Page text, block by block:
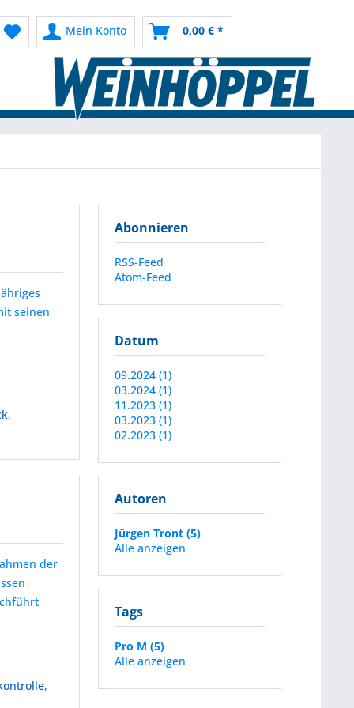
Mein Konto 0,00 € *
Abonnieren
RSS-Feed
Atom-Feed
Datum
09.2024 (1)
03.2024 (1)
11.2023 (1)
03.2023 (1)
02.2023 (1)
Autoren
Jürgen Tront (5)
Alle anzeigen
Tags
Pro M (5)
Alle anzeigen
seinen
,
der
,